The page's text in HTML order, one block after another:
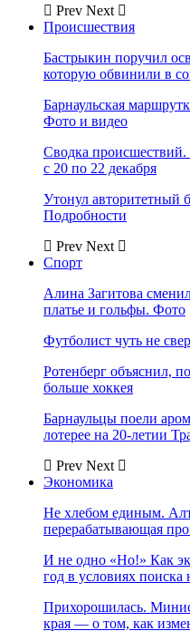
Prev Next
Происшествия
Бастрыкин поручил
которую обвинили в
Барнаульская
Фото и видео
Сводка происшествий.
с 20 по 22 декабря
Утонул авторитетный
Подробности
Prev Next
Спорт
Алина Загитова
платье и гольфы. Фото
Футболист чуть не
Ротенберг объяснил,
больше хоккея
Барнаульцы поели
лотерее на 20-летии
Prev Next
Экономика
Не хлебом единым.
перерабатывающая
И не одно «Но!» Как
год в условиях
Прихорошилась.
края — о том, как